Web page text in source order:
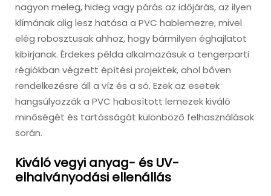
nagyon meleg, hideg vagy párás az időjárás, az ilyen
klímának alig lesz hatása a PVC hablemezre, mivel
elég robosztusak ahhoz, hogy bármilyen éghajlatot
kibírjanak. Érdekes példa alkalmazásuk a tengerparti
régiókban végzett építési projektek, ahol bőven
rendelkezésre áll a víz és a só. Ezek az esetek
hangsúlyozzák a PVC habosított lemezek kiváló
minőségét és tartósságát különböző felhasználások
során.
Kiváló vegyi anyag- és UV-
elhalványodási ellenállás